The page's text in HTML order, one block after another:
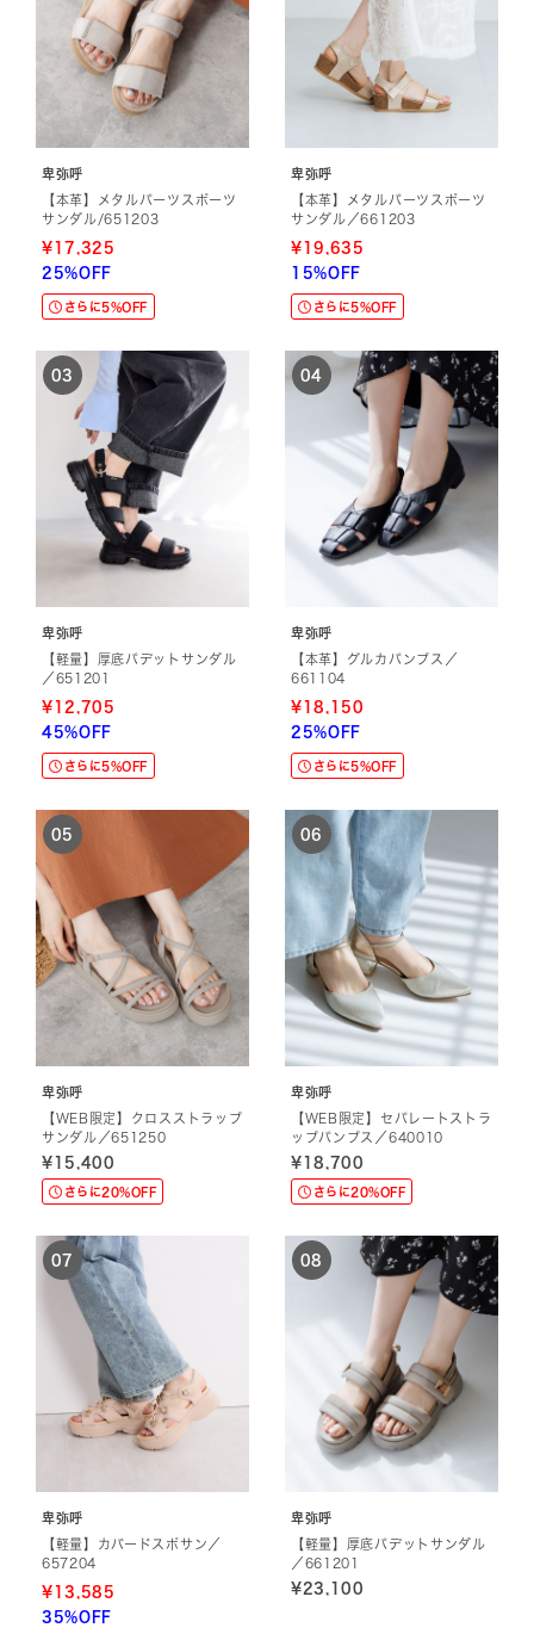
卑弥呼
【本革】メタルパーツスポーツ
サンダル/651203
¥17,325
25%OFF
さらに5%OFF
卑弥呼
【本革】メタルパーツスポーツ
サンダル／661203
¥19,635
15%OFF
さらに5%OFF
卑弥呼
【軽量】厚底パデットサンダル
／651201
¥12,705
45%OFF
さらに5%OFF
卑弥呼
【本革】グルカパンプス／
661104
¥18,150
25%OFF
さらに5%OFF
卑弥呼
【WEB限定】クロスストラップ
サンダル／651250
¥15,400
さらに20%OFF
卑弥呼
【WEB限定】セパレートストラ
ップパンプス／640010
¥18,700
さらに20%OFF
卑弥呼
【軽量】カバードスポサン／
657204
¥13,585
35%OFF
卑弥呼
【軽量】厚底パデットサンダル
／661201
¥23,100